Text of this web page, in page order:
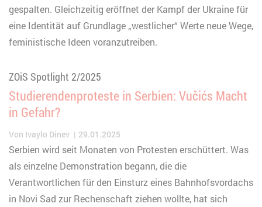
gespalten. Gleichzeitig eröffnet der Kampf der Ukraine für
eine Identität auf Grundlage „westlicher“ Werte neue Wege,
feministische Ideen voranzutreiben.
ZOiS Spotlight 2/2025
Studierendenproteste in Serbien: Vučićs Macht
in Gefahr?
Von Ivaylo Dinev 29.01.2025
Serbien wird seit Monaten von Protesten erschüttert. Was
als einzelne Demonstration begann, die die
Verantwortlichen für den Einsturz eines Bahnhofsvordachs
in Novi Sad zur Rechenschaft ziehen wollte, hat sich